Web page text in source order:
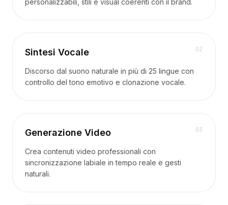
AI Tools
AI Pricing Trends
Sicurezza
Forward-Deployed Engineering
Prezzi
Servizi
Casi studio
Cloud Dedicato
Sviluppatori
personalizzabili, stili e visual coerenti con il brand.
02
Sintesi Vocale
Discorso dal suono naturale in più di 25 lingue con
controllo del tono emotivo e clonazione vocale.
03
Generazione Video
Crea contenuti video professionali con
sincronizzazione labiale in tempo reale e gesti
naturali.